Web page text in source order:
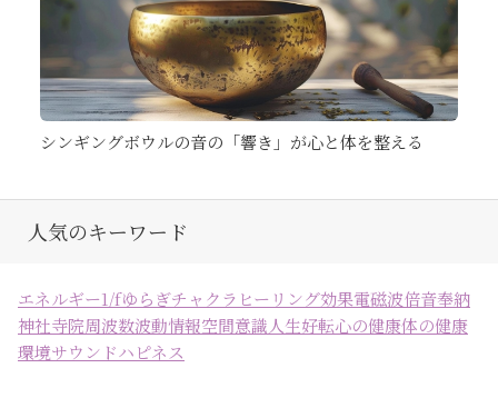
シンギングボウルの音の「響き」が心と体を整える
人気のキーワード
エネルギー1/fゆらぎチャクラ ヒーリング効果電磁波倍音奉納
神社寺院周波数波動情報空間意識人生好転心の健康体の健康
環境サウンドハピネス